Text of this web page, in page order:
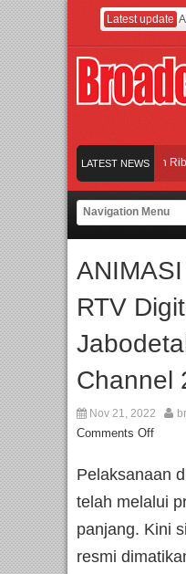
Latest update
LATEST NEWS
Jakarta dengan Ribuan
Gerbang Inovasi dan
Perpaduan Warisan Dan
Jakarta dengan Ribuan
RTV
Channel
Nov 21, 2022
Comments Off
Pelaksanaan
telah melalui
panjang. Kini
resmi